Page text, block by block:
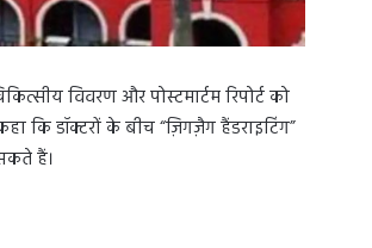
विवरण और पोस्टमार्टम रिपोर्ट को
कि डॉक्टरों के बीच “ज़िगज़ैग हैंडराइटिंग”
हैं।